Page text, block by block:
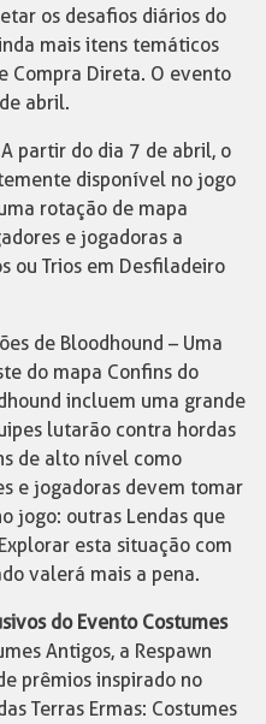
os desafios diários do
mais itens temáticos
Compra Direta. O evento
abril.
partir do dia 7 de abril, o
disponível no jogo
rotação de mapa
e jogadoras a
ou Trios em Desfiladeiro
de Bloodhound – Uma
do mapa Confins do
incluem uma grande
lutarão contra hordas
de alto nível como
e jogadoras devem tomar
jogo: outras Lendas que
esta situação com
valerá mais a pena.
do Evento Costumes
Antigos, a Respawn
prêmios inspirado no
Terras Ermas: Costumes